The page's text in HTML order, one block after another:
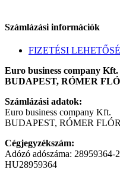
Számlázási információk
FIZETÉSI
Euro business company Kft.
BUDAPEST, RÓMER
Számlázási adatok:
Euro business company Kft.
BUDAPEST, RÓMER
Cégjegyzékszám:
Adózó adószáma: 28959364-
HU28959364